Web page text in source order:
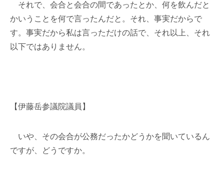
それで、会合と会合の間であったとか、何を飲んだと
かいうことを何で言ったんだと。それ、事実だからで
す。事実だから私は言っただけの話で、それ以上、それ
以下ではありません。
【伊藤岳参議院議員】
いや、その会合が公務だったかどうかを聞いているん
ですが、どうですか。